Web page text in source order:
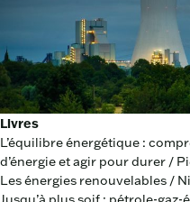
Livres
L’équilibre énergétique :
d’énergie et agir pour durer /
Les énergies renouvelables /